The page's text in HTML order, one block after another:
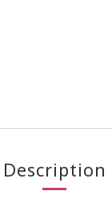
Description